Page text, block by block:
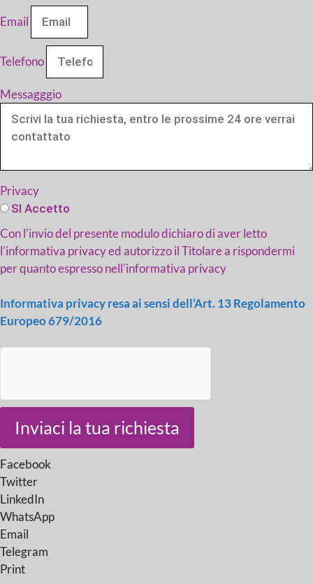
Email
Telefono
Messagggio
Privacy
SI Accetto
Con l'invio del presente modulo dichiaro di aver letto
l'informativa privacy ed autorizzo il Titolare a rispondermi
per quanto espresso nell'informativa privacy
Informativa privacy resa ai sensi dell’Art. 13 Regolamento
Europeo 679/2016
Inviaci la tua richiesta
Facebook
Twitter
LinkedIn
WhatsApp
Email
Telegram
Print